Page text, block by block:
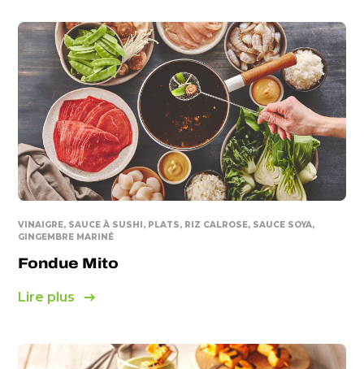
VINAIGRE, SAUCE À SUSHI, PLATS, RIZ CALROSE, SAUCE SOYA,
GINGEMBRE MARINÉ
Fondue Mito
Lire plus